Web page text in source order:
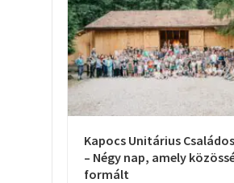
Kapocs Unitárius
– Négy nap, amely
formált